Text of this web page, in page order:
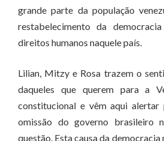
grande parte da população
restabelecimento da
direitos humanos naquele país.
Lilian, Mitzy e Rosa trazem o
daqueles que querem para a
constitucional e vêm aqui alertar
omissão do governo brasileiro
questão. Esta causa da democracia